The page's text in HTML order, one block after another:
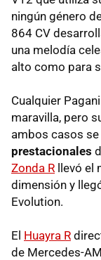
ningún género
864 CV
una melodía
alto como para
Cualquier
maravilla, pero
ambos casos
prestacionales
Zonda R llevó el
dimensión y
Evolution.
El Huayra R
de Mercedes-